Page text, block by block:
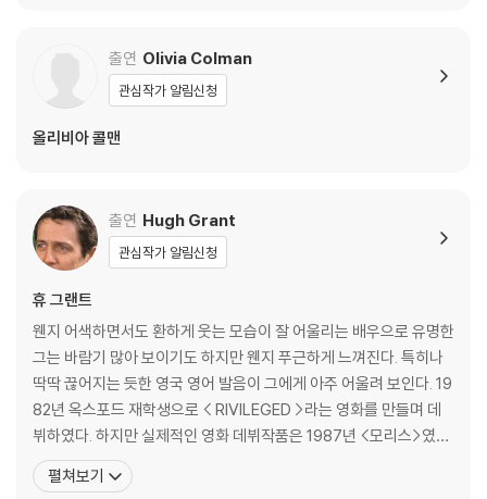
로 인한 반품/교환이 가능합니다.
※ 교환/반품 안내
1) 불량으로 인한 교환/반품 요청 시에는 불량 확인을 위해 개봉 시의 동영
관련 사진과 동영상 및 재생 기기 모델명을 첨부하여 첨부하여 고객센터에
문의 바랍니다.
2) 사양 오인지, 오 구매, 변심 사유로의 반품은 제품 개봉 전에만 운임비
부담 후 처리 가능합니다.
3) 스틸북 한정판, 초회 한정판의 경우 제작 수량이 한정되어 있고, 택배
이동 과정에서의 손상이 발생하면, 재 판매가 어려우므로 신중한 구매 선
택을 부탁드립니다.
4) 한정판 상품의 변심, 오구매로 인한 반품은 회송된 상품의 상태 확인 후
진행이 가능합니다. 택배 이동 중 파손이 발생하지 않도록 완충 포장을 부
탁드립니다.
- Hats Off to Wonka (06:48)
- Wonka’s Chocolatier (08:52)
출연 Olivia Colman
관심작가 알림신청
올리비아 콜맨
출연 Hugh Grant
관심작가 알림신청
휴 그랜트
웬지 어색하면서도 환하게 웃는 모습이 잘 어울리는 배우으로 유명한
그는 바람기 많아 보이기도 하지만 웬지 푸근하게 느껴진다. 특히나
딱딱 끊어지는 듯한 영국 영어 발음이 그에게 아주 어울려 보인다. 19
82년 옥스포드 재학생으로 < RIVILEGED >라는 영화를 만들며 데
뷔하였다. 하지만 실제적인 영화 데뷔작품은 1987년 <모리스>였으
며 그 작품으로 세계적으로 호평을 받았고, 베니스 영화제에서 최우
수 남우 주연상을 받았다. 아쉽게도 이 작품은 국내에서는 개봉되지
펼쳐보기